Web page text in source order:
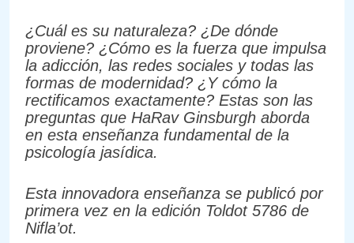
¿Cuál es su naturaleza? ¿De dónde
proviene? ¿Cómo es la fuerza que impulsa
la adicción, las redes sociales y todas las
formas de modernidad? ¿Y cómo la
rectificamos exactamente? Estas son las
preguntas que HaRav Ginsburgh aborda
en esta enseñanza fundamental de la
psicología jasídica.
Esta innovadora enseñanza se publicó por
primera vez en la edición Toldot 5786 de
Nifla’ot.